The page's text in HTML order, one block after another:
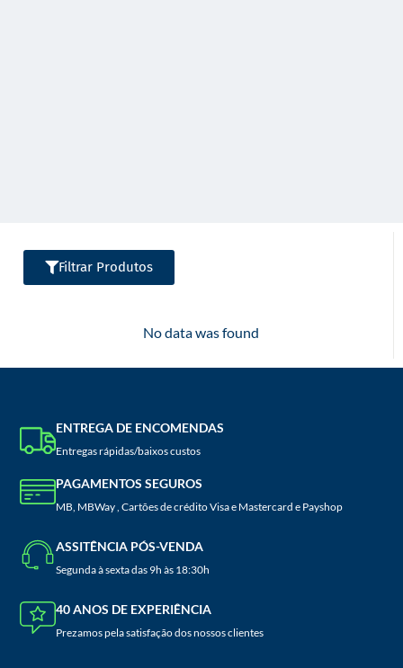
Filtrar Produtos
No data was found
ENTREGA DE ENCOMENDAS
Entregas rápidas/baixos custos
PAGAMENTOS SEGUROS
MB, MBWay , Cartões de crédito Visa e Mastercard e Payshop
ASSITÊNCIA PÓS-VENDA
Segunda à sexta das 9h às 18:30h
40 ANOS DE EXPERIÊNCIA
Prezamos pela satisfação dos nossos clientes